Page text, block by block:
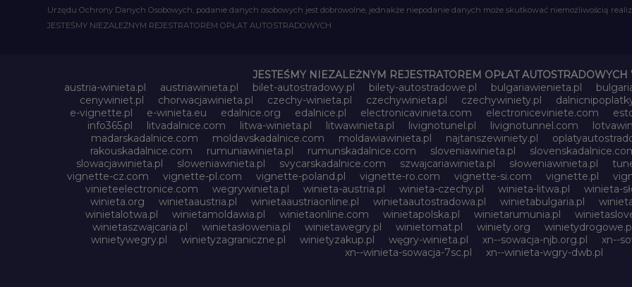
Urzędu Ochrony Danych Osobowych, podanie danych osobowych jest dobrowolne, jednakże niepodanie danych może skutkować niemożliwością
JESTEŚMY NIEZALEŻNYM REJESTRATOREM OPŁAT AUTOSTRADOWYCH
JESTEŚMY NIEZALEŻNYM REJESTRATOREM OPŁAT
austria-winieta.pl
austriawinieta.pl bilet-autostradowy.pl bilety-autostradowe.pl bulgariawienieta.pl
cenywiniet.pl
chorwacjawinieta.pl czechy-winieta.pl czechywinieta.pl czechywiniety.pl
e-vignette.pl
e-winieta.eu edalnice.org edalnice.pl electronicavinieta.com electroniceviniete.com
info365.pl
litvadalnice.com litwa-winieta.pl litwawinieta.pl livignotunel.pl livignotunnel.com
madarskadalnice.com
moldavskadalnice.com moldawiawinieta.pl najtanszewiniety.pl
rakouskadalnice.com
rumuniawinieta.pl rumunskadalnice.com sloveniawinieta.pl
slowacjawinieta.pl
sloweniawinieta.pl svycarskadalnice.com szwajcariawinieta.pl słoweniawinieta.pl
vignette-cz.com
vignette-pl.com vignette-poland.pl vignette-ro.com vignette-si.com vignette.pl
vinieteelectronice.com
wegrywinieta.pl winieta-austria.pl winieta-czechy.pl winieta-litwa.pl winieta-
winieta.org
winietaaustria.pl winietaaustriaonline.pl winietaautostradowa.pl winietabulgaria.pl
winietalotwa.pl
winietamoldawia.pl winietaonline.com winietapolska.pl winietarumunia.pl
winietaszwajcaria.pl
winietasłowenia.pl winietawegry.pl winietomat.pl winiety.org
winietywegry.pl
winietyzagraniczne.pl winietyzakup.pl węgry-winieta.pl xn--sowacja-njb.org.pl xn--
xn--winieta-sowacja-7sc.pl
xn--winieta-wgry-dwb.pl